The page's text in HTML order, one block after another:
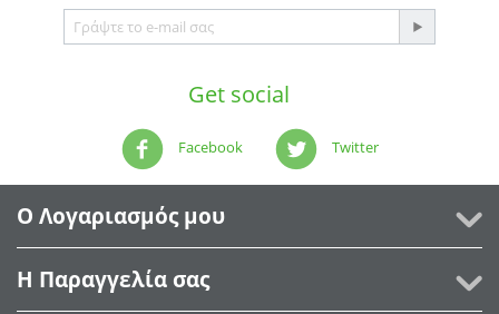
Get social
Facebook Twitter
Ο Λογαριασμός μου
Η Παραγγελία σας